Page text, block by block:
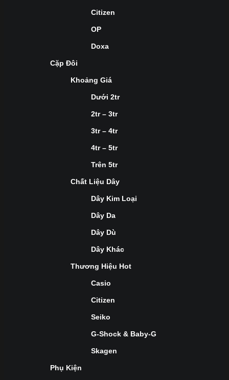
Citizen
OP
Doxa
Cặp Đôi
Khoảng Giá
Dưới 2tr
2tr – 3tr
3tr – 4tr
4tr – 5tr
Trên 5tr
Chất Liệu Dây
Dây Kim Loại
Dây Da
Dây Dù
Dây Khác
Thương Hiệu Hot
Casio
Citizen
Seiko
G-Shock & Baby-G
Skagen
Phụ Kiện